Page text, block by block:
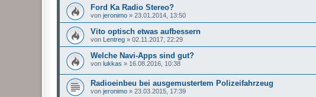
Ford Ka Radio Stereo?
von jeronimo » 23.01.2014, 13:50
Vito optisch etwas aufbessern
von Lentreg » 02.11.2017, 22:29
Welche Navi-Apps sind gut?
von lukkas » 16.08.2016, 10:38
Radioeinbeu bei ausgemustertem Polizeifahrzeug
von jeronimo » 23.03.2015, 17:39